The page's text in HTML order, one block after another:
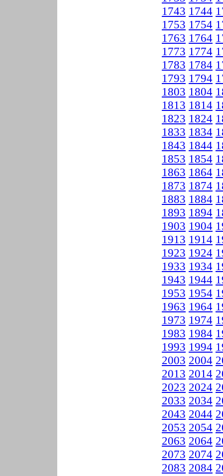
1743 1744
1753 1754
1763 1764
1773 1774
1783 1784
1793 1794
1803 1804
1813 1814
1823 1824
1833 1834
1843 1844
1853 1854
1863 1864
1873 1874
1883 1884
1893 1894
1903 1904
1913 1914
1923 1924
1933 1934
1943 1944
1953 1954
1963 1964
1973 1974
1983 1984
1993 1994
2003 2004
2013 2014
2023 2024
2033 2034
2043 2044
2053 2054
2063 2064
2073 2074
2083 2084